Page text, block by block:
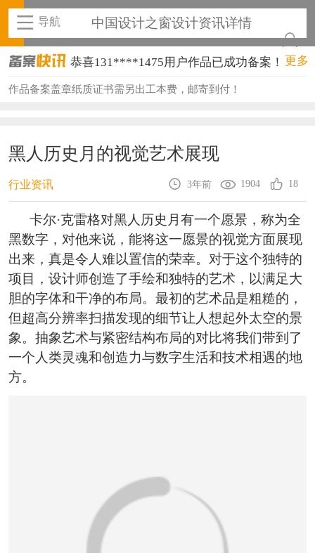
导航 中国设计之窗设计资讯详情
恭喜131****1475用户作品已成功备案！
恭喜133****8874用户作品已成功备案！
恭喜133****9020用户作品已成功备案！
恭喜136****9807用户作品已成功备案！
恭喜159****4930用户作品已成功备案！
恭喜150****6483用户作品已成功备案！
恭喜131****2473用户作品已成功备案！
恭喜159****4201用户作品已成功备案！
恭喜133****6466用户作品已成功备案！
更多
作品备案盖章纸质证书需另出工本费，邮寄到付！
黑人历史月的视觉艺术展现
行业资讯 3年前 1904 18
卡尔·克雷格对黑人历史月有一个愿景，称为全
黑数字，对他来说，能将这一愿景的视觉方面展现
出来，真是令人难以置信的荣幸。对于这个独特的
项目，设计师创造了手绘和独特的艺术，以满足大
胆的字体和干净的布局。最初的艺术品是粗糙的，
但超高分辨率扫描发现的细节让人想起外太空的景
象。抽象艺术与紧密结构布局的对比将我们带到了
一个人类灵魂和创造力与数字生活和技术相遇的地
方。